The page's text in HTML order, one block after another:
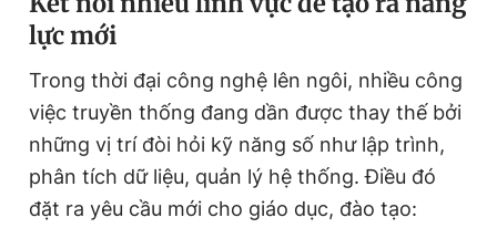
lực mới
Trong thời đại công nghệ lên ngôi, nhiều công
việc truyền thống đang dần được thay thế bởi
những vị trí đòi hỏi kỹ năng số như lập trình,
phân tích dữ liệu, quản lý hệ thống. Điều đó
đặt ra yêu cầu mới cho giáo dục, đào tạo: